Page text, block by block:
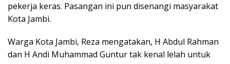
pekerja keras. Pasangan ini pun disenangi masyarakat
Kota Jambi.
Warga Kota Jambi, Reza mengatakan, H Abdul Rahman
dan H Andi Muhammad Guntur tak kenal lelah untuk